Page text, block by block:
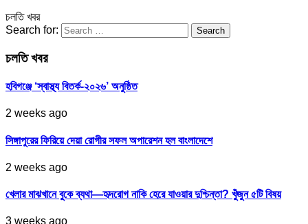
চলতি খবর
Search for:
চলতি খবর
হবিগঞ্জে ‘স্বাস্থ্য বিতর্ক-২০২৬’ অনুষ্ঠিত
2 weeks ago
সিঙ্গাপুরের ফিরিয়ে দেয়া রোগীর সফল অপারেশন হল বাংলাদেশে
2 weeks ago
খেলার মাঝখানে বুকে ব্যথা—হৃদরোগ নাকি হেরে যাওয়ার দুশ্চিন্তা? খুঁজুন ৫টি বিষয়
3 weeks ago